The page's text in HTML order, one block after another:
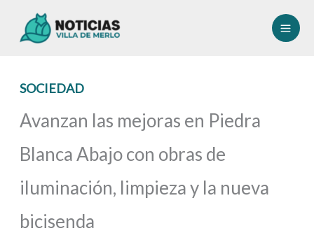
SOCIEDAD
Avanzan las mejoras en Piedra
Blanca Abajo con obras de
iluminación, limpieza y la nueva
bicisenda